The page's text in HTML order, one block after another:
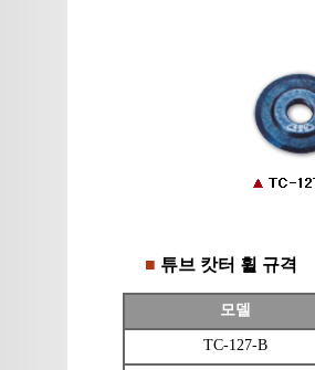
■ 튜브 캇터 휠 규격
모델
TC-127-B